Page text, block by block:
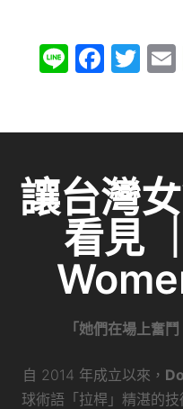
Li F
b
o
o
k
T
讓台灣
看見
「她們在場上奮
自 2014 年成立以來，
球術語「拉桿」精湛的